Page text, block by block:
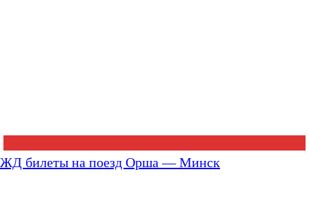
ЖД билеты на поезд Орша — Минск